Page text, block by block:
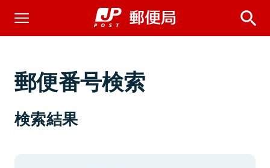
郵便番号検索
検索結果